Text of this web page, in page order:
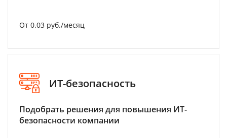
От 0.03 руб./месяц
ИТ-безопасность
Подобрать решения для повышения ИТ-
безопасности компании